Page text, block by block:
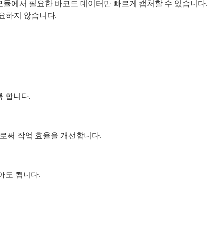
에서 필요한 바코드 데이터만 빠르게 캡처할 수 있습니다.
하지 않습니다.
합니다.
써 작업 효율을 개선합니다.
도 됩니다.